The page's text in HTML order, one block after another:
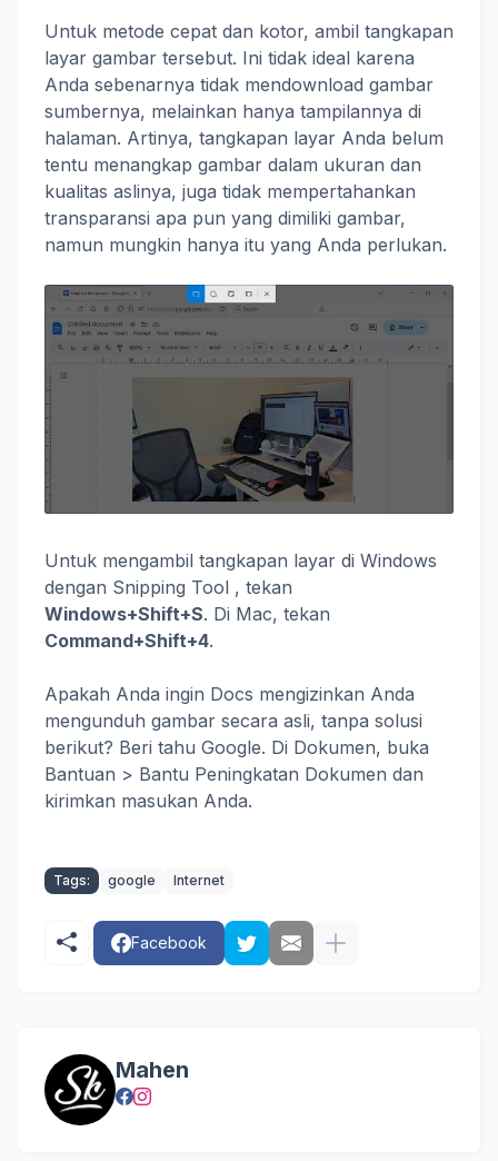
Untuk metode cepat dan kotor, ambil tangkapan
layar gambar tersebut. Ini tidak ideal karena
Anda sebenarnya tidak mendownload gambar
sumbernya, melainkan hanya tampilannya di
halaman. Artinya, tangkapan layar Anda belum
tentu menangkap gambar dalam ukuran dan
kualitas aslinya, juga tidak mempertahankan
transparansi apa pun yang dimiliki gambar,
namun mungkin hanya itu yang Anda perlukan.
Untuk mengambil tangkapan layar di Windows
dengan Snipping Tool , tekan
Windows+Shift+S. Di Mac, tekan
Command+Shift+4.
Apakah Anda ingin Docs mengizinkan Anda
mengunduh gambar secara asli, tanpa solusi
berikut? Beri tahu Google. Di Dokumen, buka
Bantuan > Bantu Peningkatan Dokumen dan
kirimkan masukan Anda.
Tags: google Internet
Facebook
Mahen